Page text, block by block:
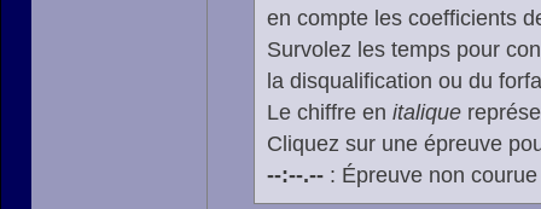
en compte les coefficients
Survolez les temps pour
la disqualification ou du
Le chiffre en italique
Cliquez sur une épreuve
--:--.--: Épreuve non